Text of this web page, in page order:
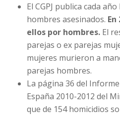
El CGPJ publica cada
hombres asesinados.
ellos por hombres. El
parejas o ex parejas
mujeres murieron a
parejas hombres.
La página 36 del
España 2010-2012 del
que de 154 homicidios